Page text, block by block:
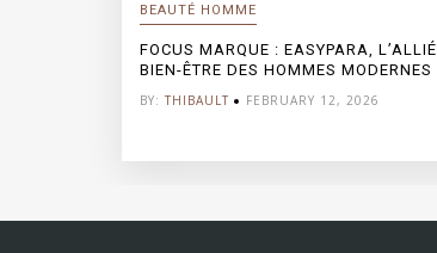
BEAUTÉ HOMME
FOCUS MARQUE : EASYPARA, L’ALLIÉ
BIEN-ÊTRE DES HOMMES MODERNES
BY: THIBAULT FEBRUARY 12, 2026